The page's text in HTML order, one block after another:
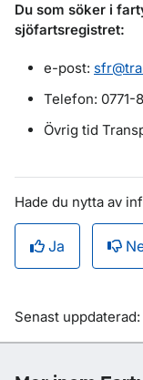
Du som söker i
sjöfartsregistret:
e-post:
Telefon: 0771-
Övrig tid
Hade du nytta av
Ja
Om sidan
Senast